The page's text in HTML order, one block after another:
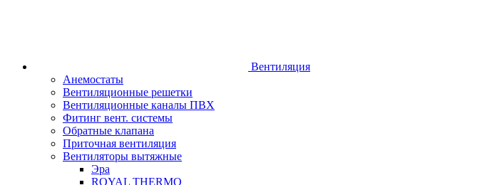
Вентиляция
Анемостаты
Вентиляционные решетки
Вентиляционные каналы ПВХ
Фитинг вент. системы
Обратные клапана
Приточная вентиляция
Вентиляторы вытяжные
Эра
ROYAL THERMO